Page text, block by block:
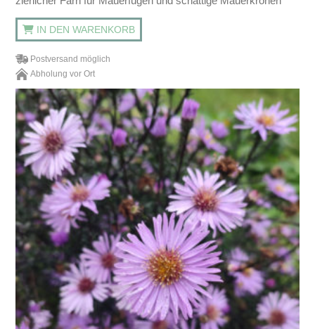
IN DEN WARENKORB
Postversand möglich
Abholung vor Ort